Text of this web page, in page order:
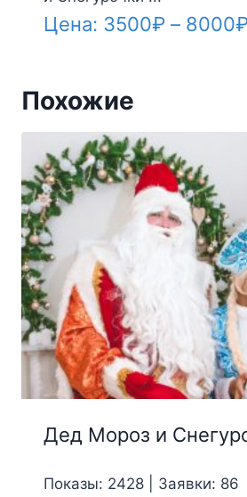
Цена: 3500₽ – 8000
Похожие
Дед Мороз и
Показы: 2428 | Заявки: 86